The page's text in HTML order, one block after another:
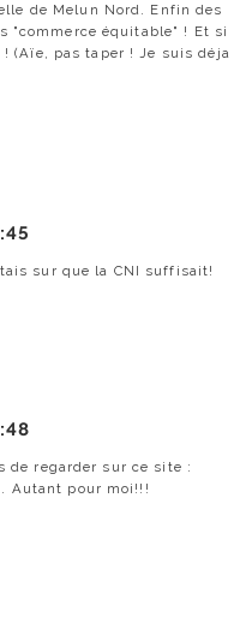
de Melun Nord. Enfin des
"commerce équitable" ! Et si
(Aïe, pas taper ! Je suis déja
sur que la CNI suffisait!
regarder sur ce site :
Autant pour moi!!!